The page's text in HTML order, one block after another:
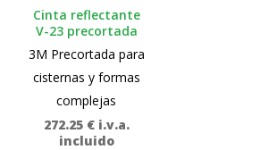
Cinta reflectante
V-23 precortada
3M Precortada para
cisternas y formas
complejas
272.25 € i.v.a.
incluido